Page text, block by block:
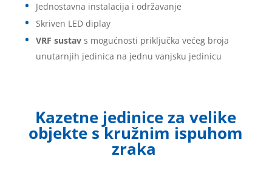
Jednostavna instalacija i održavanje
Skriven LED diplay
VRF sustavs mogućnosti priključka većeg broja
unutarnjih jedinica na jednu vanjsku jedinicu
Kazetne jedinice za velike
objekte s kružnim ispuhom
zraka